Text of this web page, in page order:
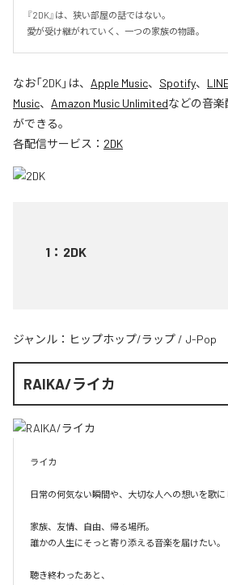
『2DK』は、狭い部屋の話ではない。
愛が受け継がれていく、一つの家族の物語。
なお「2DK」は、 Apple Music、 Spotify、
Music、 Amazon Music Unlimitedなどの音
ができる。
各配信サービス： 2DK
1 ： 2DK
ジャンル： ヒップホップ/ラップ / J-Pop
RAIKA/ライカ
ライカ
日常の何気ない瞬間や、大切な人への想いを歌に
家族、友情、自由、帰る場所。
誰かの人生にそっと寄り添える音楽を届けたい。
聴き終わったあと、